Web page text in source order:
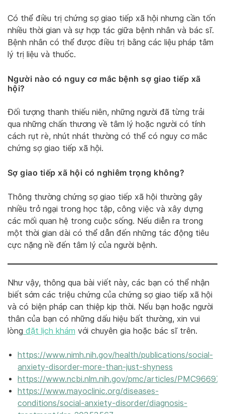
Có thể điều trị chứng sợ giao tiếp xã hội nhưng cần tốn
nhiều thời gian và sự hợp tác giữa bệnh nhân và bác sĩ.
Bệnh nhân có thể được điều trị bằng các liệu pháp tâm
lý trị liệu và thuốc.
Người nào có nguy cơ mắc bệnh sợ giao tiếp xã
hội?
Đối tượng thanh thiếu niên, những người đã từng trải
qua những chấn thương về tâm lý hoặc người có tính
cách rụt rè, nhút nhát thường có thể có nguy cơ mắc
chứng sợ giao tiếp xã hội.
Sợ giao tiếp xã hội có nghiêm trọng không?
Thông thường chứng sợ giao tiếp xã hội thường gây
nhiều trở ngại trong học tập, công việc và xây dựng
các mối quan hệ trong cuộc sống. Nếu diễn ra trong
một thời gian dài có thể dẫn đến những tác động tiêu
cực nặng nề đến tâm lý của người bệnh.
Như vậy, thông qua bài viết này, các bạn có thể nhận
biết sớm các triệu chứng của chứng sợ giao tiếp xã hội
và có biện pháp can thiệp kịp thời. Nếu bạn hoặc người
thân của bạn có những dấu hiệu bất thường, xin vui
lòng đặt lịch khám với chuyên gia hoặc bác sĩ trên.
https://www.nimh.nih.gov/health/publications/social-
anxiety-disorder-more-than-just-shyness
https://www.ncbi.nlm.nih.gov/pmc/articles/
https://www.mayoclinic.org/diseases-
conditions/social-anxiety-disorder/diagnosis-